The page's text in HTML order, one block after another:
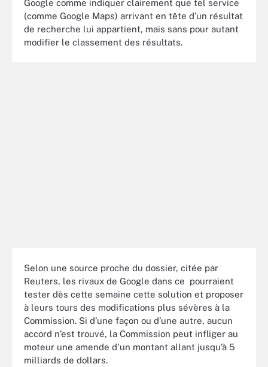
Google comme indiquer clairement que tel service
(comme Google Maps) arrivant en tête d’un résultat
de recherche lui appartient, mais sans pour autant
modifier le classement des résultats.
Selon une source proche du dossier, citée par
Reuters, les rivaux de Google dans ce pourraient
tester dès cette semaine cette solution et proposer
à leurs tours des modifications plus sévères à la
Commission. Si d’une façon ou d’une autre, aucun
accord n’est trouvé, la Commission peut infliger au
moteur une amende d'un montant allant jusqu’à 5
milliards de dollars.